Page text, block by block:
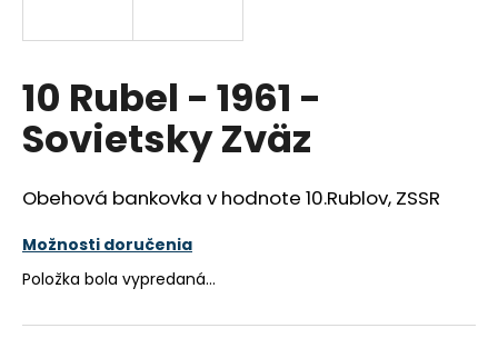
10 Rubel - 1961 -
Sovietsky Zväz
Obehová bankovka v hodnote 10.Rublov, ZSSR
Možnosti doručenia
Položka bola vypredaná…
s
ť
?